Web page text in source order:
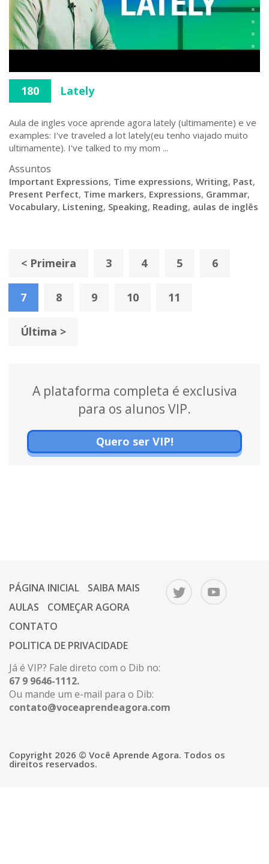
180 Lately
Aula de ingles voce aprende agora lately (ultimamente) e ve
examples: I've traveled a lot lately(eu tenho viajado muito
ultimamente). I've talked to my mom ...
Assuntos
Important Expressions, Time expressions, Writing, Past,
Present Perfect, Time markers, Expressions, Grammar,
Vocabulary, Listening, Speaking, Reading, aulas de inglês
< Primeira 3 4 5 6
7 8 9 10 11
Última >
A plataforma completa é exclusiva
para os alunos VIP.
Quero ser VIP!
PÁGINA INICIAL
SAIBA MAIS
AULAS
COMEÇAR AGORA
CONTATO
POLITICA DE PRIVACIDADE
Já é VIP? Fale direto com o Dib no:
67 9 9646-1112.
Ou mande um e-mail para o Dib:
contato@voceaprendeagora.com
Copyright 2026 © Você Aprende Agora. Todos os
direitos reservados.